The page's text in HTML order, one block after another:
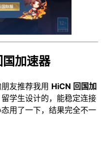
加速器
友推荐我用 HiCN 回国加
学生设计的，能稳定连接
用了一下，结果完全不一